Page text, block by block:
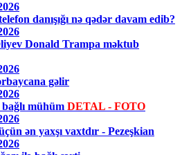
danışığı nə qədər davam edib?
Donald Trampa məktub
gəlir
mühüm DETAL - FOTO
ən yaxşı vaxtdır - Pezeşkian